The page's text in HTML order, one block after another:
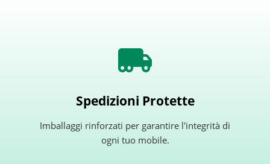
Spedizioni Protette
Imballaggi rinforzati per garantire l'integrità di
ogni tuo mobile.